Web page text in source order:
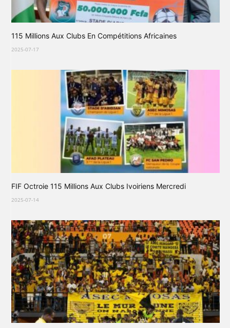
115 Millions Aux Clubs En Compétitions Africaines
2025-07-17
FIF Octroie 115 Millions Aux Clubs Ivoiriens Mercredi
2025-07-14